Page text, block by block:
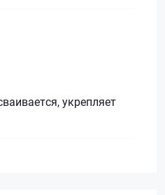
укрепляет